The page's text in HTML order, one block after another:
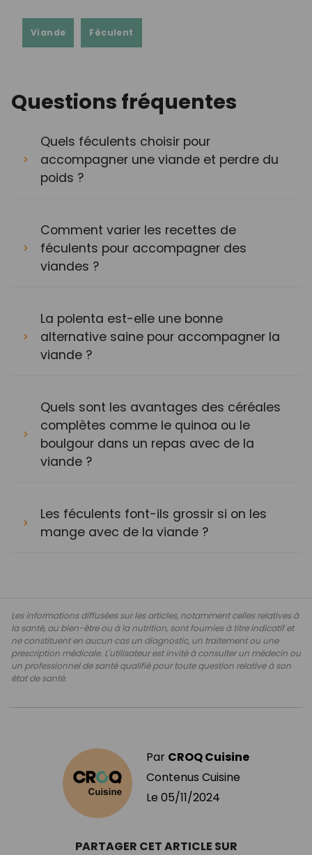
Viande Féculent
Questions fréquentes
Quels féculents choisir pour
accompagner une viande et perdre du
poids ?
Comment varier les recettes de
féculents pour accompagner des
viandes ?
La polenta est-elle une bonne
alternative saine pour accompagner la
viande ?
Quels sont les avantages des céréales
complètes comme le quinoa ou le
boulgour dans un repas avec de la
viande ?
Les féculents font-ils grossir si on les
mange avec de la viande ?
Les informations diffusées sur les articles, notamment celles relatives à
la santé, au bien-être ou à la nutrition, sont fournies à titre indicatif et
ne constituent en aucun cas un diagnostic, un traitement ou une
prescription médicale. L'utilisateur est invité à consulter un médecin ou
un professionnel de santé qualifié pour toute question relative à son
état de santé.
Par CROQ Cuisine
Contenus Cuisine
Le 05/11/2024
PARTAGER CET ARTICLE SUR